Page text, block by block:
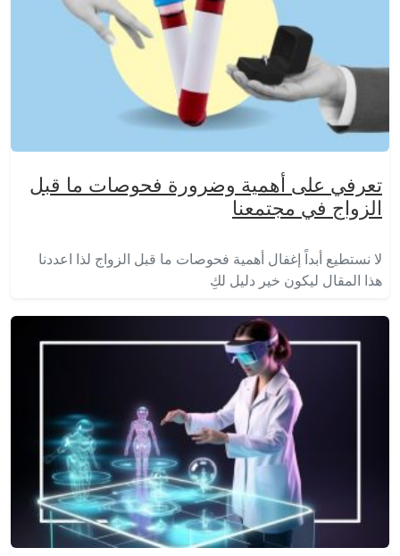
تعرفي على أهمية وضرورة فحوصات ما قبل
الزواج في مجتمعنا
لا نستطيع أبداً إغفال أهمية فحوصات ما قبل الزواج لذا اعددنا
هذا المقال ليكون خير دليل لكِ